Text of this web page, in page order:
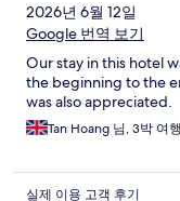
2026년 6월 12일
Google 번역 보기
Our stay in this hotel
the beginning to the
was also appreciated.
Tan Hoang 님, 3박 여행
실제 이용 고객 후기